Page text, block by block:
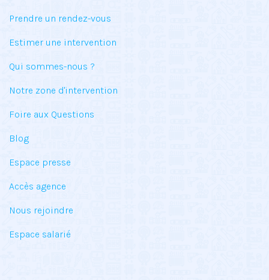
Prendre un rendez-vous
Estimer une intervention
Qui sommes-nous ?
Notre zone d'intervention
Foire aux Questions
Blog
Espace presse
Accès agence
Nous rejoindre
Espace salarié